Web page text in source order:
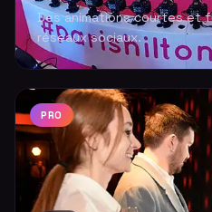
Des animations courtes et
réseaux sociaux.
PRO